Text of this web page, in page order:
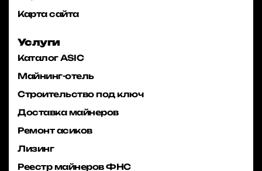
Карта сайта
Услуги
Каталог ASIC
Майнинг-отель
Строительство под ключ
Доставка майнеров
Ремонт асиков
Лизинг
Реестр майнеров ФНС